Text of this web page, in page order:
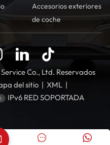
Accesorios exteriores
de coche
Co., Ltd. Reservados
del sitio | XML |
IPv6 RED SOPORTADA